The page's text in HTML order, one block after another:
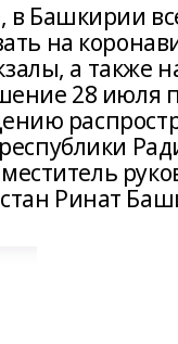
в Башкирии
на
а также
28 июля
Ринат